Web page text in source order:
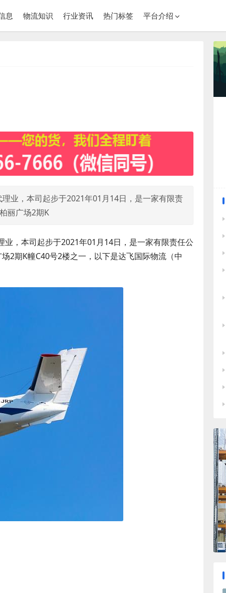
息 物流知识 行业资讯 热门标签 平台介绍
业，本司起步于2021年01月14日，是一家有限责
丽广场2期K
，本司起步于2021年01月14日，是一家有限责任公
2期K幢C40号2楼之一，以下是达飞国际物流（中